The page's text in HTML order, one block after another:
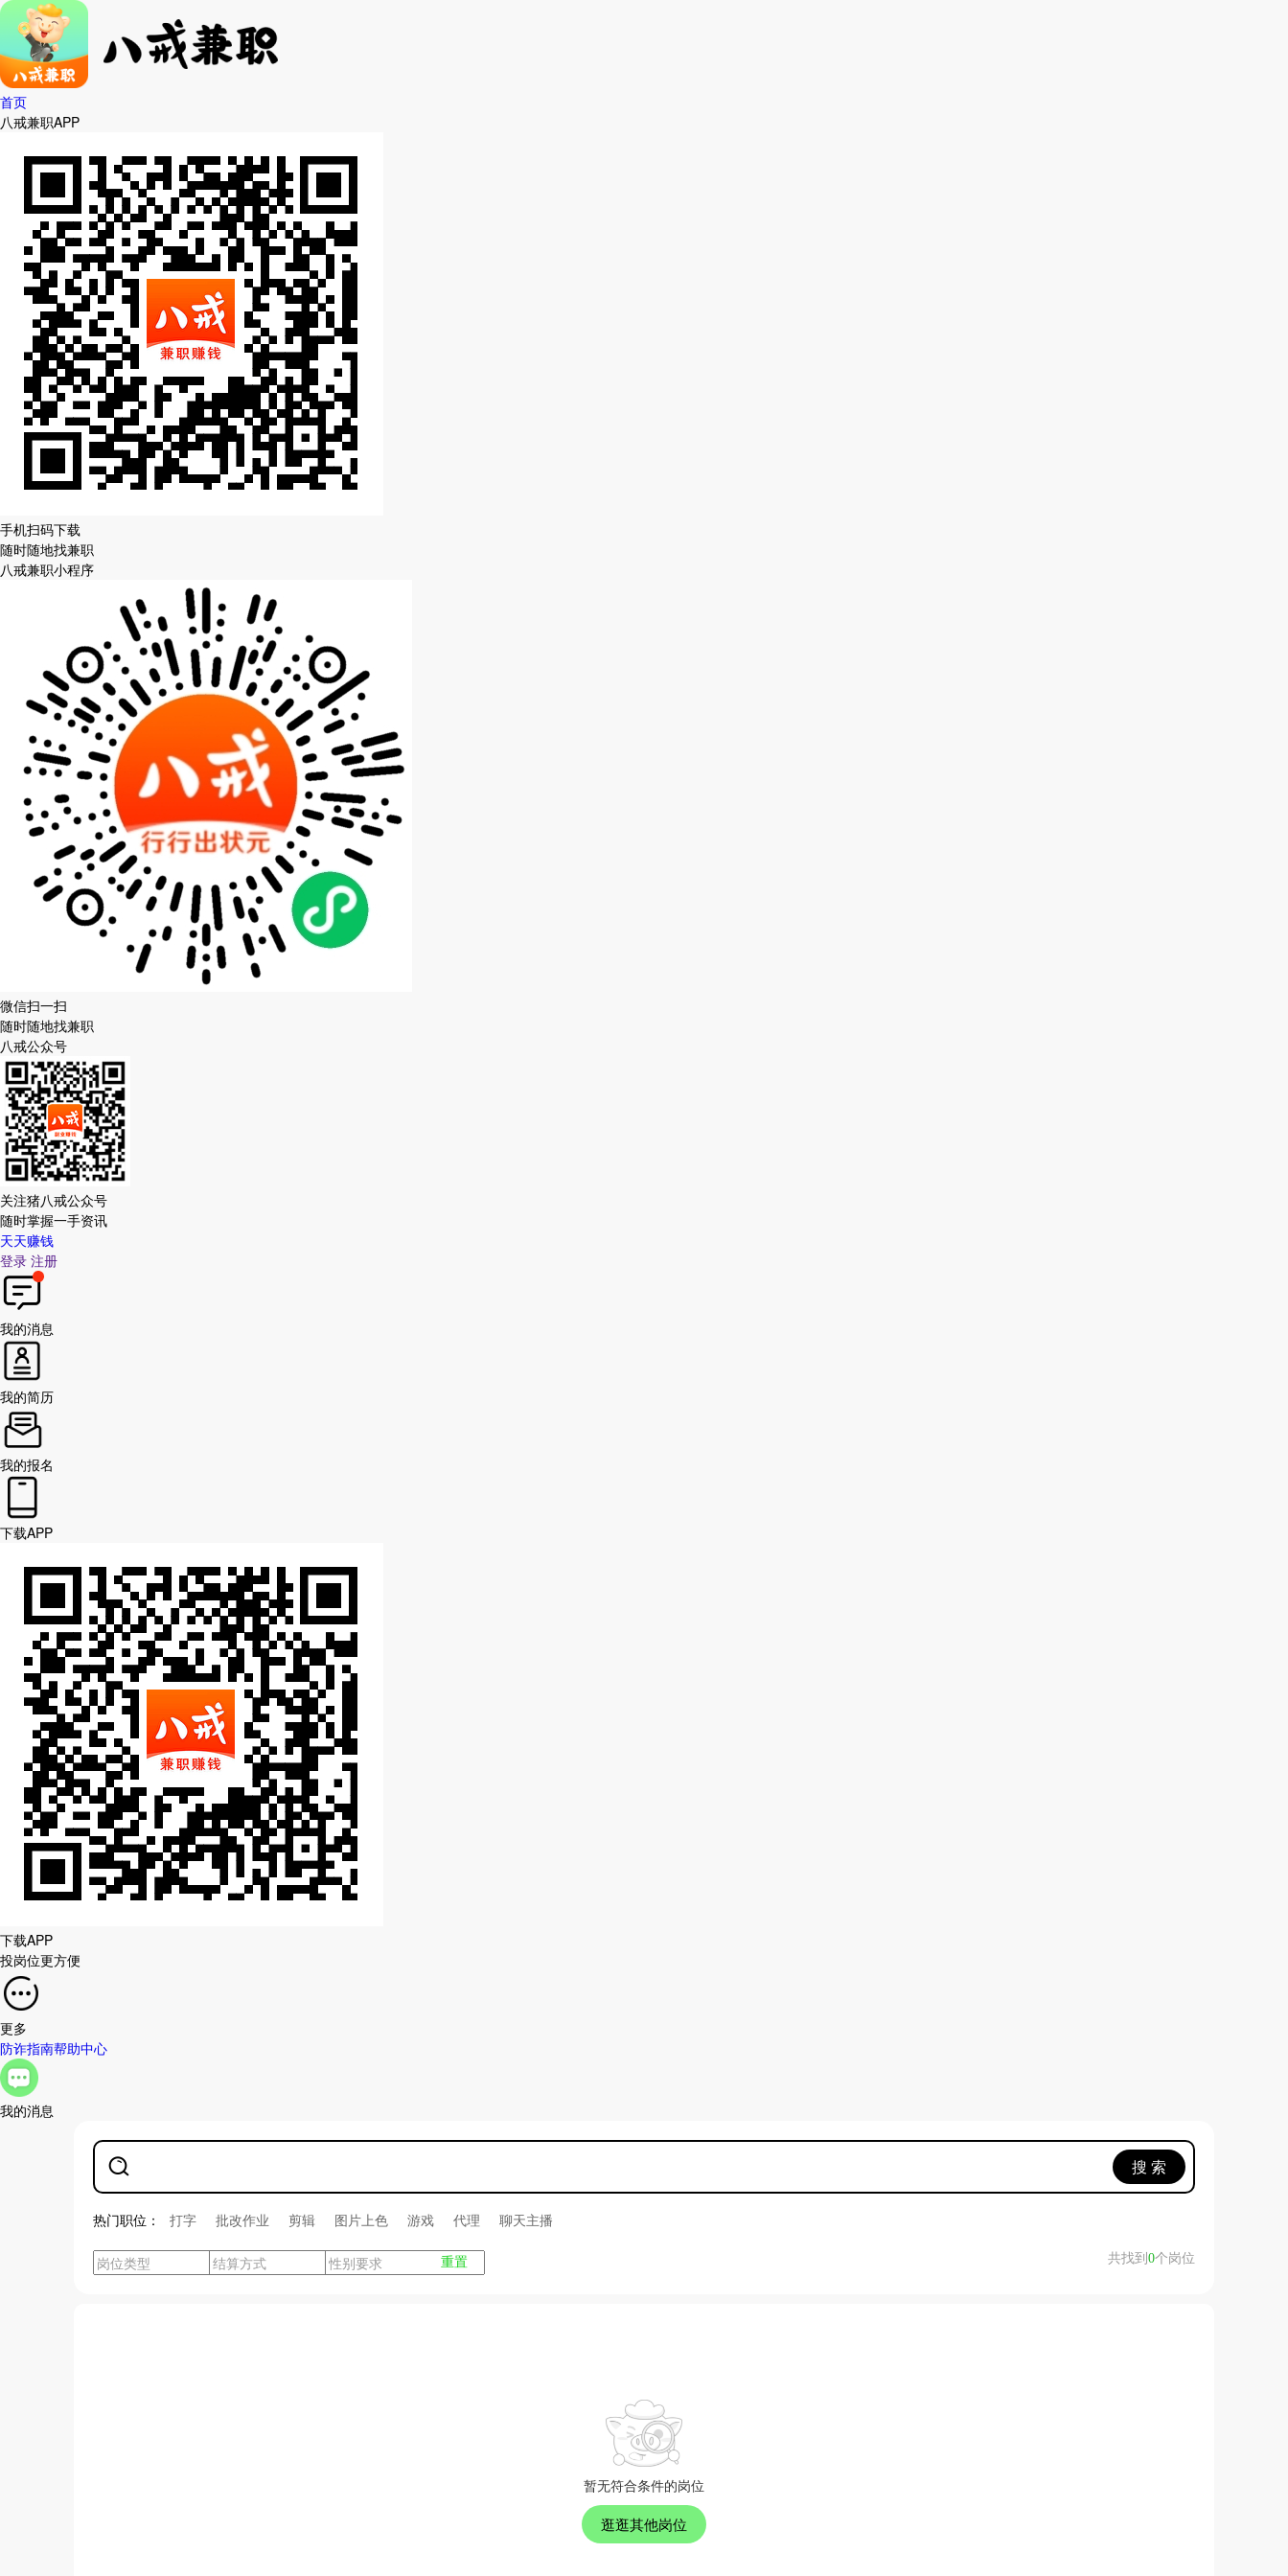
首页
八戒兼职APP
手机扫码下载
随时随地找兼职
八戒兼职小程序
微信扫一扫
随时随地找兼职
八戒公众号
关注猪八戒公众号
随时掌握一手资讯
天天赚钱
登录 注册
我的消息
我的简历
我的报名
下载APP
下载APP
投岗位更方便
更多
防诈指南帮助中心
我的消息
搜 索
热门职位： 打字 批改作业 剪辑 图片上色 游戏 代理 聊天主播
重置 共找到 0个岗位
暂无符合条件的岗位
逛逛其他岗位